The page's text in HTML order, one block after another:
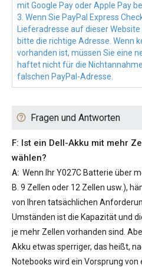
mit Google Pay oder Apple Pay
3. Wenn Sie PayPal Express
Lieferadresse auf dieser
bitte die richtige Adresse. Wenn
vorhanden ist, müssen Sie eine
haftet nicht für die
falschen PayPal-Adresse.
Fragen und Antworten
F: Ist ein Dell-Akku mit mehr
wählen?
A: Wenn IhrY027C Batterie über
B. 9 Zellen oder 12 Zellen usw.),
von Ihren tatsächlichen
Umständen ist die Kapazität und
je mehr Zellen vorhanden sind.
Akku etwas sperriger, das heißt,
Notebooks wird ein Vorsprung